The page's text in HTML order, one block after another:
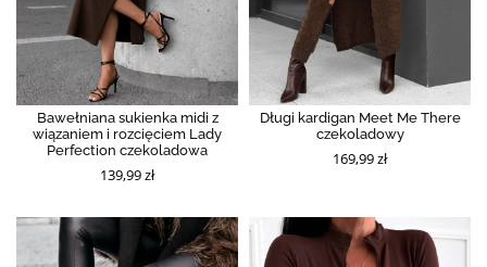
Bawełniana sukienka midi z
wiązaniem i rozcięciem Lady
Perfection czekoladowa
139,99 zł
Długi kardigan Meet Me There
czekoladowy
169,99 zł